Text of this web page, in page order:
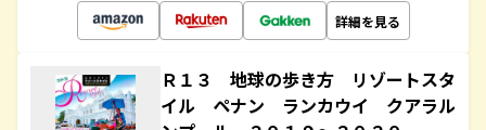
詳細を見る
Ｒ１３ 地球の歩き方 リゾートスタ
イル ペナン ランカウイ クアラル